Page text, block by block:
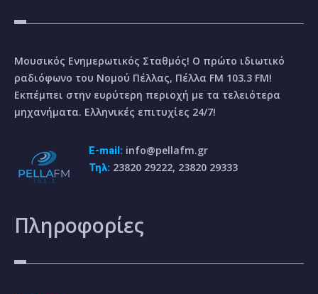
Μουσικός Ενημερωτικός Σταθμός! Ο πρώτο ιδιωτικό
ραδιόφωνο του Νομού Πέλλας, Πέλλα FM 103.3 FM!
Εκπέμπει στην ευρύτερη περιοχή με τα τελειότερα
μηχανήματα. Ελληνικές επιτυχίες 24/7!
E-mail: info@pellafm.gr
Τηλ: 23820 29222, 23820 29333
Πληροφορίες